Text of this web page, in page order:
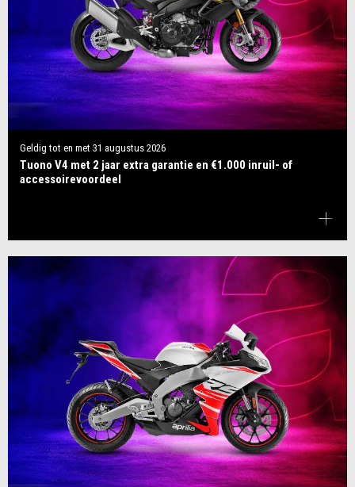
Geldig tot en met 31 augustus 2026
Tuono V4 met 2 jaar extra garantie en €1.000 inruil- of
accessoirevoordeel